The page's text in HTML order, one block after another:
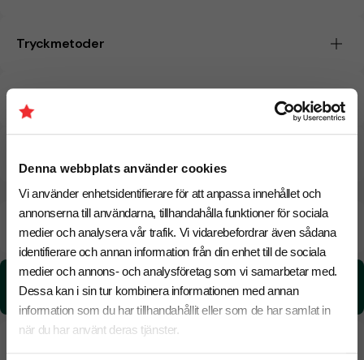
Denna webbplats använder cookies
Vi använder enhetsidentifierare för att anpassa innehållet och
annonserna till användarna, tillhandahålla funktioner för sociala
medier och analysera vår trafik. Vi vidarebefordrar även sådana
identifierare och annan information från din enhet till de sociala
medier och annons- och analysföretag som vi samarbetar med.
Dessa kan i sin tur kombinera informationen med annan
information som du har tillhandahållit eller som de har samlat in
när du har använt deras tjänster.
Tryckmetoder
17 Augusti Beräknad leveranstid: 6 arbetsdagar
Snabbare leverans? Kontakta oss.
CO₂e -avtryck:
0,188206439 kg CO₂e / per styck